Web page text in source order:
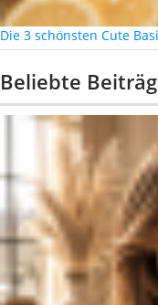
Die 3 schönsten Cute
Beliebte